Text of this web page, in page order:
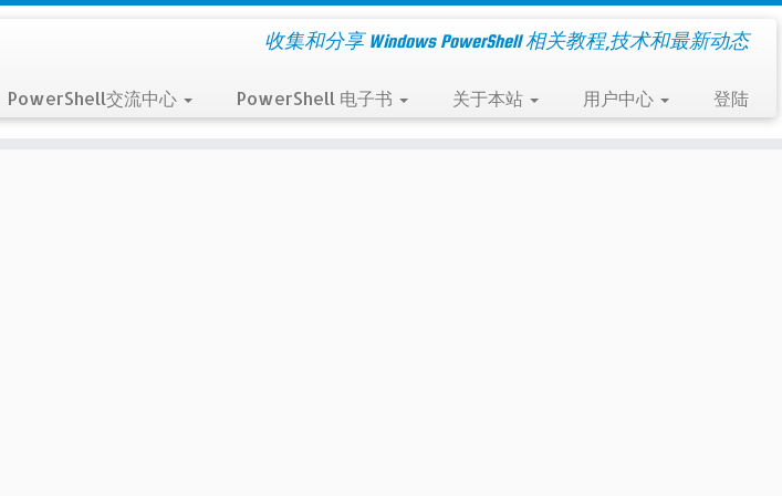
收集和分享 Windows PowerShell 相关教程,技术和最新动态
PowerShell交流中心 PowerShell 电子书 关于本站 用户中心 登陆